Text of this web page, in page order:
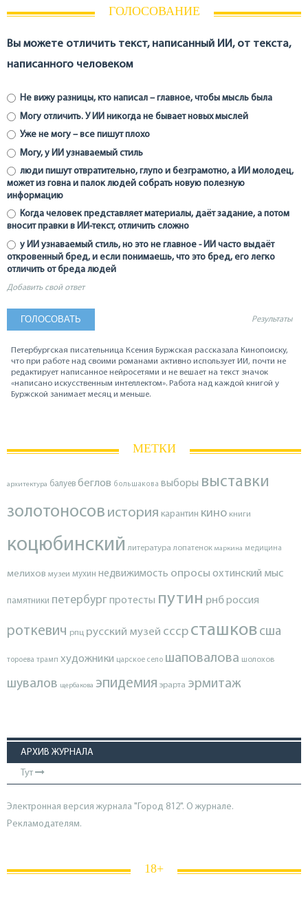
ГОЛОСОВАНИЕ
Вы можете отличить текст, написанный ИИ, от текста,
написанного человеком
Не вижу разницы, кто написал – главное, чтобы мысль была
Могу отличить. У ИИ никогда не бывает новых мыслей
Уже не могу – все пишут плохо
Могу, у ИИ узнаваемый стиль
люди пишут отвратительно, глупо и безграмотно, а ИИ молодец,
может из говна и палок людей собрать новую полезную
информацию
Когда человек представляет материалы, даёт задание, а потом
вносит правки в ИИ-текст, отличить сложно
у ИИ узнаваемый стиль, но это не главное - ИИ часто выдаёт
откровенный бред, и если понимаешь, что это бред, его легко
отличить от бреда людей
Добавить свой ответ
Результаты
Петербургская писательница Ксения Буржская рассказала Кинопоиску,
что при работе над своими романами активно использует ИИ, почти не
редактирует написанное нейросетями и не вешает на текст значок
«написано искусственным интеллектом». Работа над каждой книгой у
Буржской занимает месяц и меньше.
МЕТКИ
архитектура балуев беглов большакова выборы выставки
золотоносов история карантин кино книги
коцюбинский литература лопатенок маркина медицина
мелихов музеи мухин недвижимость опросы охтинский мыс
памятники петербургпротесты путин рнброссия
роткевич рпц русский музей ссср сташков сша
тороева трамп художники царское село шаповалова шолохов
шувалов щербакова эпидемия эрарта эрмитаж
АРХИВ ЖУРНАЛА
Тут
Электронная версия журнала "Город 812". О журнале.
Рекламодателям.
18+